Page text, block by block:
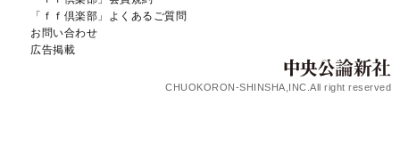
「ｆｆ倶楽部」よくあるご質問
お問い合わせ
広告掲載
CHUOKORON-SHINSHA,INC.All right reserved